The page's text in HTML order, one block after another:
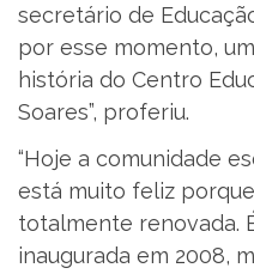
secretário de
por esse momento,
história do Centro
Soares”, proferiu.
“Hoje a comunidade
está muito feliz
totalmente renovada.
inaugurada em 2008,